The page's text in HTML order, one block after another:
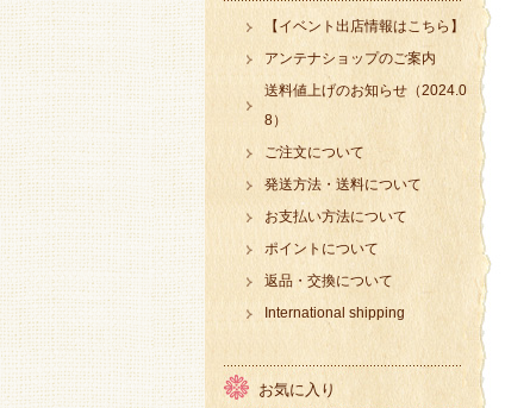
【イベント出店情報はこちら】
アンテナショップのご案内
送料値上げのお知らせ（2024.0
8）
ご注文について
発送方法・送料について
お支払い方法について
ポイントについて
返品・交換について
International shipping
お気に入り